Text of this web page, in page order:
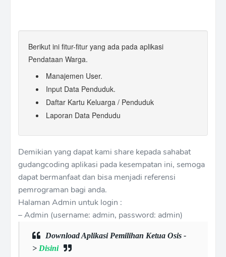
Berikut ini fitur-fitur yang ada pada aplikasi
Pendataan Warga.
Manajemen User.
Input Data Penduduk.
Daftar Kartu Keluarga / Penduduk
Laporan Data Pendudu
Demikian yang dapat kami share kepada sahabat
gudangcoding aplikasi pada kesempatan ini, semoga
dapat bermanfaat dan bisa menjadi referensi
pemrograman bagi anda.
Halaman Admin untuk login :
– Admin (username: admin, password: admin)
Download Aplikasi Pemilihan Ketua Osis -
> Disini